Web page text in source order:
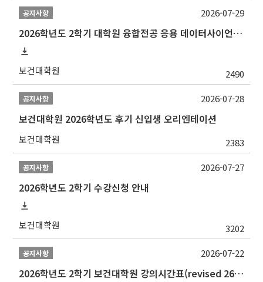
공지사항
2026학년도 2학기 대학원 융합전공 응용 데이터사이언스 선발 계획 알림
보건대학원 2490
2026-07-29
공지사항
보건대학원 2026학년도 후기 신입생 오리엔테이션
보건대학원 2383
2026-07-28
공지사항
2026학년도 2학기 수강신청 안내
보건대학원 3202
2026-07-27
공지사항
2026학년도 2학기 보건대학원 강의시간표(revised 260803)(2026 2nd SEMESTER SNU GSPH TIMETABLE)
2026-07-22